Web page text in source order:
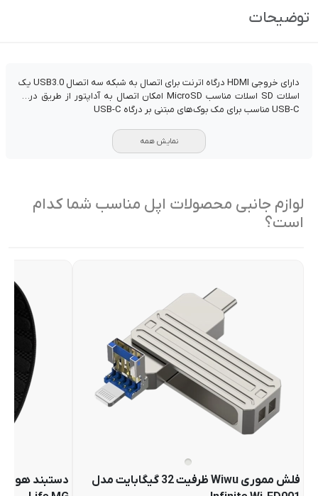
توضیحات
دارای خروجی HDMI درگاه اترنت برای اتصال به شبکه سه اتصال USB3.0 یک
اسلات SD اسلات مناسب MicroSD امکان اتصال به آداپتور از طریق درگاه
USB-C مناسب برای مک بوک‌های مبتنی بر درگاه USB-C
نمایش همه
لوازم جانبی محصولات اپل مناسب شما کدام
است؟
فلش مموری Wiwu ظرفیت 32 گیگابایت مدل